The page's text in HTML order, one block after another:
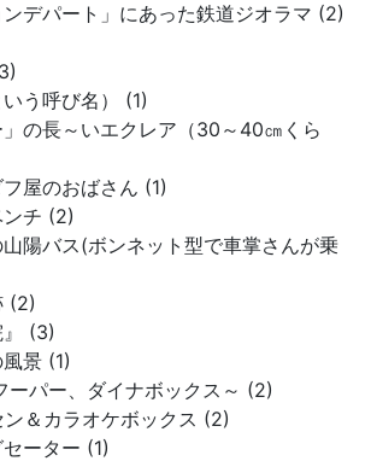
ンデパート」にあった鉄道ジオラマ (2)
いう呼び名） (1)
」の長～いエクレア（30～40㎝くら
フ屋のおばさん (1)
ンチ (2)
山陽バス(ボンネット型で車掌さんが乗
(2)
』 (3)
風景 (1)
ーパー、ダイナボックス～ (2)
ン＆カラオケボックス (2)
ーター (1)